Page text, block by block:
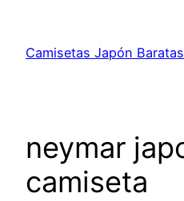
contenido
Camisetas Japón Baratas
neymar
camiseta